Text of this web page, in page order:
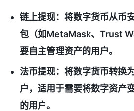
链上提现：将数字货币从币
包（如MetaMask、Trust
要自主管理资产的用户。
法币提现：将数字货币转换
户，适用于需要将数字资产
的用户。